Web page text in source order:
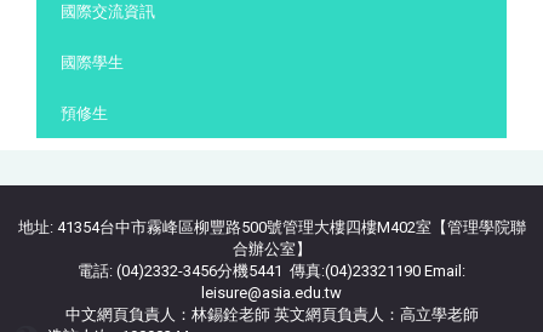
國際交流資訊
國際學生
預修生
地址: 41354台中市霧峰區柳豐路500號管理大樓四樓M402室【管理學院聯
合辦公室】
電話: (04)2332-3456分機5441 傳真:(04)23321190 Email:
leisure@asia.edu.tw
中文網頁負責人：林錫銓老師 英文網頁負責人：高立學老師